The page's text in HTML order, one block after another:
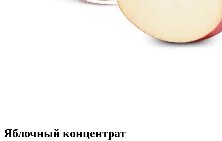
Яблочный концентрат